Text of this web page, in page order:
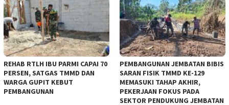
REHAB RTLH IBU PARMI CAPAI 70
PERSEN, SATGAS TMMD DAN
WARGA GUPIT KEBUT
PEMBANGUNAN
PEMBANGUNAN JEMBATAN BIBIS
SARAN FISIK TMMD KE-129
MEMASUKI TAHAP AKHIR,
PEKERJAAN FOKUS PADA
SEKTOR PENDUKUNG JEMBATAN